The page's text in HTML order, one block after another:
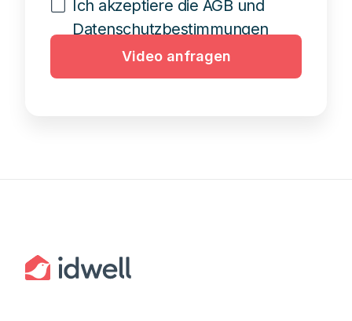
Ich akzeptiere die AGB und
Datenschutzbestimmungen
Video anfragen